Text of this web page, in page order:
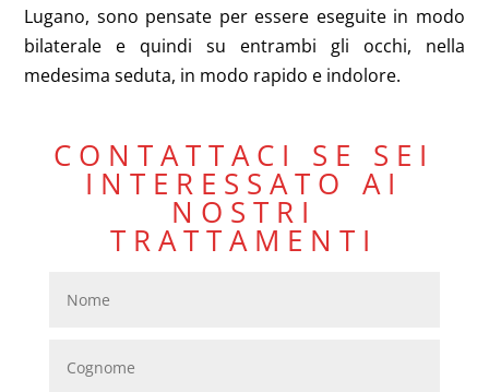
Lugano, sono pensate per essere eseguite in modo
bilaterale e quindi su entrambi gli occhi, nella
medesima seduta, in modo rapido e indolore.
CONTATTACI SE SEI
INTERESSATO AI
NOSTRI
TRATTAMENTI